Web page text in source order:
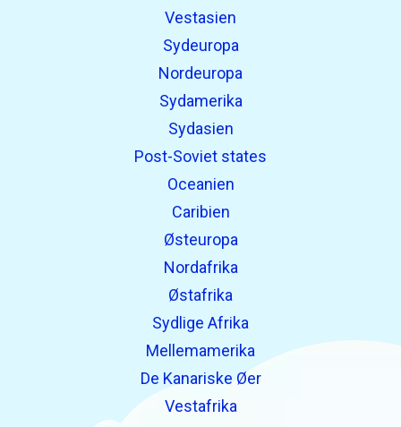
Vestasien
Sydeuropa
Nordeuropa
Sydamerika
Sydasien
Post-Soviet states
Oceanien
Caribien
Østeuropa
Nordafrika
Østafrika
Sydlige Afrika
Mellemamerika
De Kanariske Øer
Vestafrika